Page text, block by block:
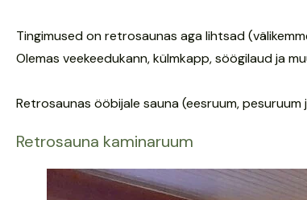
Tingimused on retrosaunas aga lihtsad
Olemas veekeedukann, külmkapp, söögilaud ja
Retrosaunas ööbijale sauna (eesruum,
Retrosauna kaminaruum